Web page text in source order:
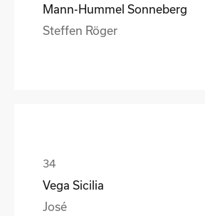
Mann-Hummel Sonneberg
Steffen Röger
Vega Sicilia
José